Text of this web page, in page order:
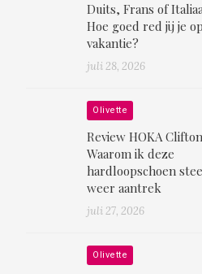
Duits, Frans of
Hoe goed red jij je op
vakantie?
juli 28, 2026
Olivette
Review HOKA Clifton
Waarom ik deze
hardloopschoen
weer aantrek
juli 27, 2026
Olivette